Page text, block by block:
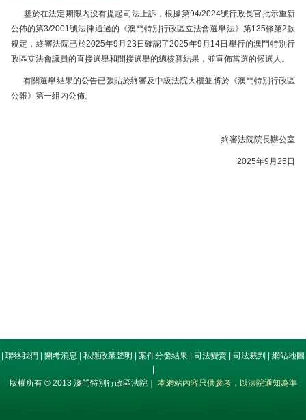
統計資料
財產申報查閱
下載區
法院電子平台
鑒於在法定期限內沒有提起司法上訴，根據第94/2024號行政長官批示重新
公佈的第3/2001號法律通過的《澳門特別行政區立法會選舉法》第135條第2款
規定，終審法院已於2025年9月23日確認了2025年9月14日舉行的澳門特別行
政區立法會議員的直接選舉和間接選舉的總核算結果，並宣佈當選的候選人。
有關選舉結果的公告已張貼於終審及中級法院大樓並將於《澳門特別行政區
公報》第一組內公佈。
終審法院院長辦公室
2025年9月25日
聯絡我們 開考消息 私隱政策聲明 案件分發結果 司法變賣 司法裁判
網站地圖
版權所有 © 2013 澳門特別行政區法院｜ 本網站內容只供參考，以法院通知為準